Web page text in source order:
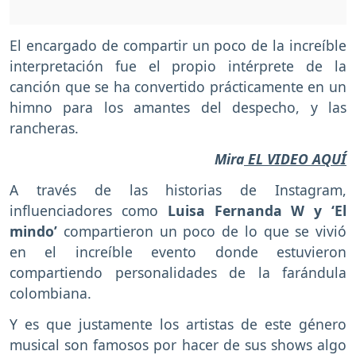
El encargado de compartir un poco de la increíble
interpretación fue el propio intérprete de la
canción que se ha convertido prácticamente en un
himno para los amantes del despecho, y las
rancheras.
Mira EL VIDEO AQUÍ
A través de las historias de Instagram,
influenciadores como Luisa Fernanda W y ‘El
mindo’ compartieron un poco de lo que se vivió
en el increíble evento donde estuvieron
compartiendo personalidades de la farándula
colombiana.
Y es que justamente los artistas de este género
musical son famosos por hacer de sus shows algo